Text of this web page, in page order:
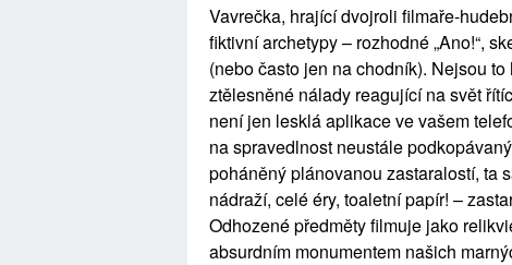
Vavrečka, hrající dvojroli filmaře-
fiktivní archetypy – rozhodné „Ano!“,
(nebo často jen na chodník). Nejsou
ztělesněné nálady reagující na svět
není jen lesklá aplikace ve vašem
na spravedlnost neustále
poháněný plánovanou zastaralostí, ta
nádraží, celé éry, toaletní papír! –
Odhozené předměty filmuje jako
absurdním monumentem našich